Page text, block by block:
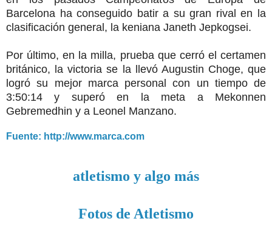
Barcelona ha conseguido batir a su gran rival en la
clasificación general, la keniana Janeth Jepkogsei.
Por último, en la milla, prueba que cerró el certamen
británico, la victoria se la llevó Augustin Choge, que
logró su mejor marca personal con un tiempo de
3:50:14 y superó en la meta a Mekonnen
Gebremedhin y a Leonel Manzano.
Fuente: http://www.marca.com
atletismo y algo más
Fotos de Atletismo